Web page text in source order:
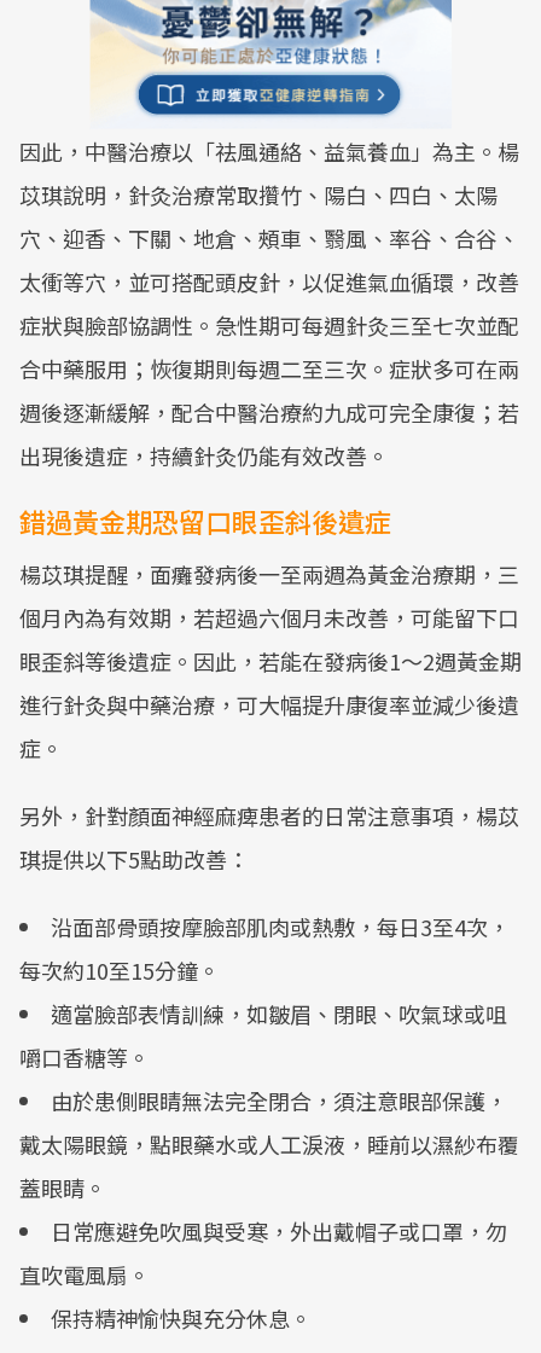
因此，中醫治療以「祛風通絡、益氣養血」為主。楊
苡琪說明，針灸治療常取攢竹、陽白、四白、太陽
穴、迎香、下關、地倉、頰車、翳風、率谷、合谷、
太衝等穴，並可搭配頭皮針，以促進氣血循環，改善
症狀與臉部協調性。急性期可每週針灸三至七次並配
合中藥服用；恢復期則每週二至三次。症狀多可在兩
週後逐漸緩解，配合中醫治療約九成可完全康復；若
出現後遺症，持續針灸仍能有效改善。
錯過黃金期恐留口眼歪斜後遺症
楊苡琪提醒，面癱發病後一至兩週為黃金治療期，三
個月內為有效期，若超過六個月未改善，可能留下口
眼歪斜等後遺症。因此，若能在發病後1～2週黃金期
進行針灸與中藥治療，可大幅提升康復率並減少後遺
症。
另外，針對顏面神經麻痺患者的日常注意事項，楊苡
琪提供以下5點助改善：
沿面部骨頭按摩臉部肌肉或熱敷，每日3至4次，
每次約10至15分鐘。
適當臉部表情訓練，如皺眉、閉眼、吹氣球或咀
嚼口香糖等。
由於患側眼睛無法完全閉合，須注意眼部保護，
戴太陽眼鏡，點眼藥水或人工淚液，睡前以濕紗布覆
蓋眼睛。
日常應避免吹風與受寒，外出戴帽子或口罩，勿
直吹電風扇。
保持精神愉快與充分休息。